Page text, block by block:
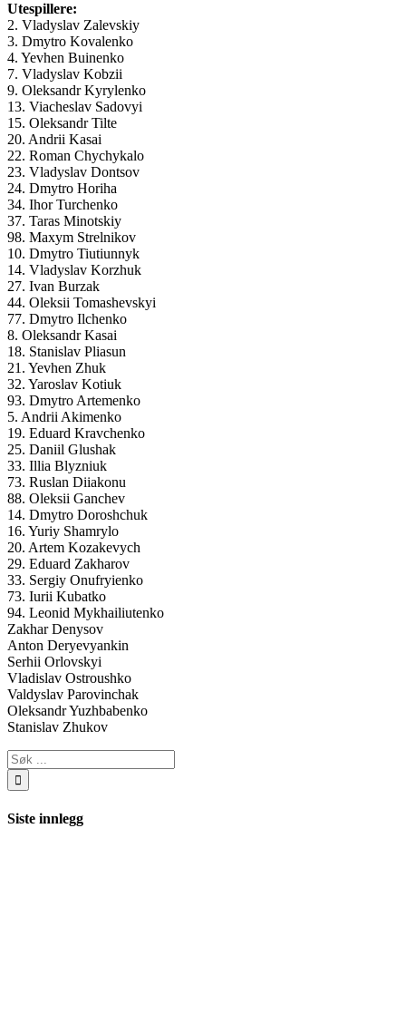
Utespillere:
2. Vladyslav Zalevskiy
3. Dmytro Kovalenko
4. Yevhen Buinenko
7. Vladyslav Kobzii
9. Oleksandr Kyrylenko
13. Viacheslav Sadovyi
15. Oleksandr Tilte
20. Andrii Kasai
22. Roman Chychykalo
23. Vladyslav Dontsov
24. Dmytro Horiha
34. Ihor Turchenko
37. Taras Minotskiy
98. Maxym Strelnikov
10. Dmytro Tiutiunnyk
14. Vladyslav Korzhuk
27. Ivan Burzak
44. Oleksii Tomashevskyi
77. Dmytro Ilchenko
8. Oleksandr Kasai
18. Stanislav Pliasun
21. Yevhen Zhuk
32. Yaroslav Kotiuk
93. Dmytro Artemenko
5. Andrii Akimenko
19. Eduard Kravchenko
25. Daniil Glushak
33. Illia Blyzniuk
73. Ruslan Diiakonu
88. Oleksii Ganchev
14. Dmytro Doroshchuk
16. Yuriy Shamrylo
20. Artem Kozakevych
29. Eduard Zakharov
33. Sergiy Onufryienko
73. Iurii Kubatko
94. Leonid Mykhailiutenko
Zakhar Denysov
Anton Deryevyankin
Serhii Orlovskyi
Vladislav Ostroushko
Valdyslav Parovinchak
Oleksandr Yuzhbabenko
Stanislav Zhukov
Søk
…
Siste innlegg